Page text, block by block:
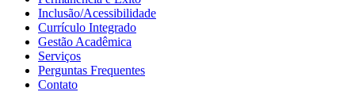
Inclusão/Acessibilidade
Currículo Integrado
Gestão Acadêmica
Serviços
Perguntas Frequentes
Contato